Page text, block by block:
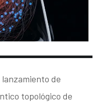
de
topológico de